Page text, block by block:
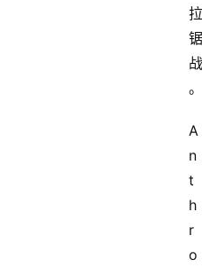
拉
锯
战
。
A
n
t
h
r
o